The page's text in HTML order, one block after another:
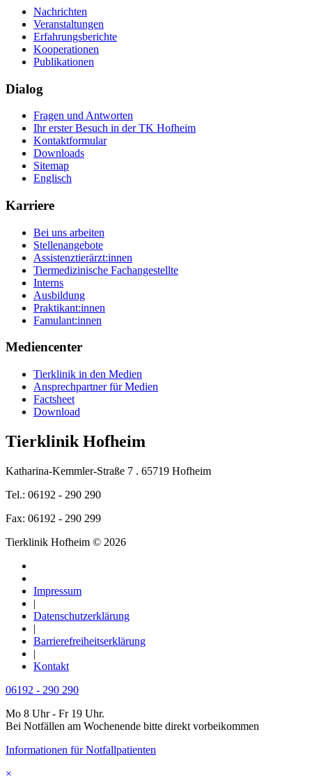
Nachrichten
Veranstaltungen
Erfahrungsberichte
Kooperationen
Publikationen
Dialog
Fragen und Antworten
Ihr erster Besuch in der TK Hofheim
Kontaktformular
Downloads
Sitemap
Englisch
Karriere
Bei uns arbeiten
Stellenangebote
Assistenztierärzt:innen
Tiermedizinische Fachangestellte
Interns
Ausbildung
Praktikant:innen
Famulant:innen
Mediencenter
Tierklinik in den Medien
Ansprechpartner für Medien
Factsheet
Download
Tierklinik Hofheim
Katharina-Kemmler-Straße 7 . 65719 Hofheim
Tel.: 06192 - 290 290
Fax: 06192 - 290 299
Tierklinik Hofheim © 2026
Impressum
|
Datenschutzerklärung
|
Barrierefreiheitserklärung
|
Kontakt
06192 - 290 290
Mo 8 Uhr - Fr 19 Uhr.
Bei Notfällen am Wochenende bitte direkt vorbeikommen
Informationen für Notfallpatienten
×